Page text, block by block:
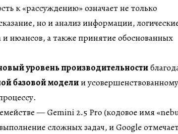
к «рассуждению» означает не только
но и анализ информации,
и нюансов, а также принятие обоснованных
уровень производительности
базовой моделии усовершенствованному
— Gemini 2.5 Pro (кодовое имя
сложных задач, и Google